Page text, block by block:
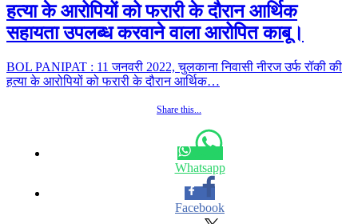
हत्या के आरोपियों को फरारी के दौरान आर्थिक
सहायता उपलब्ध करवाने वाला आरोपित काबू।
BOL PANIPAT : 11 जनवरी 2022, चुलकाना निवासी नीरज उर्फ रॉकी की
हत्या के आरोपियों को फरारी के दौरान आर्थिक…
Share this...
Whatsapp
Facebook